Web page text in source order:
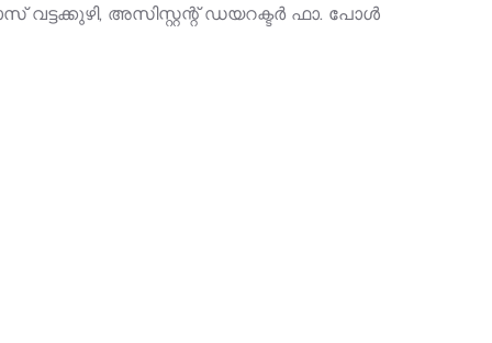
അസിസ്റ്റന്റ് ഡയറക്ടര്‍ ഫാ. പോള്‍